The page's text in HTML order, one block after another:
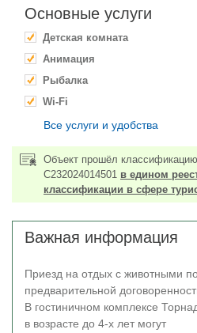
видом на морское побережье
Одним из самых ярких
комплекса является его
близости к пляжу, а также хорошо
инфраструктура досуга,
рестораны, караоке-бары, яхт-
оплаты, банкомат, больница,
аттракционы, которые будут
но и взрослым, доставив
эмоций и впечатлений.
Основные услуги
Детская комната
Анимация
Рыбалка
Wi-Fi
Парковка
Все услуги и удобства
Объект прошёл
С232024014501 в едином
классификации в сфере
Важная информация
Приезд на отдых с животными
предварительной
В гостиничном комплексе
в возрасте до 4-х лет могут